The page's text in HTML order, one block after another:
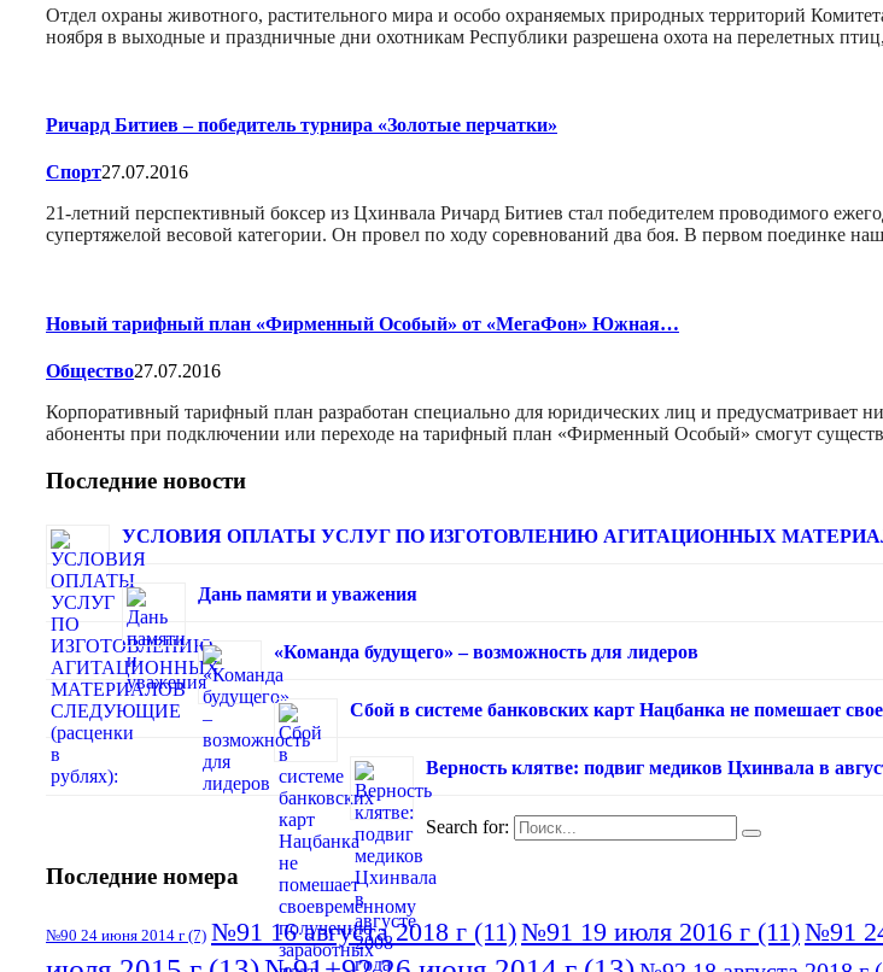
Отдел охраны животного, растительного мира и особо охраняемых природных территорий
ноября в выходные и праздничные дни охотникам Республики разрешена охота на перелетных
Ричард Битиев – победитель турнира «Золотые перчатки»
Спорт27.07.2016
21-летний перспективный боксер из Цхинвала Ричард Битиев стал победителем проводимого
супертяжелой весовой категории. Он провел по ходу соревнований два боя. В первом поединке
Новый тарифный план «Фирменный Особый» от «МегаФон» Южная…
Общество27.07.2016
Корпоративный тарифный план разработан специально для юридических лиц и предусматривает
абоненты при подключении или переходе на тарифный план «Фирменный Особый» смогут
Последние новости
УСЛОВИЯ ОПЛАТЫ УСЛУГ ПО ИЗГОТОВЛЕНИЮ АГИТАЦИОННЫХ
Дань памяти и уважения
«Команда будущего» – возможность для лидеров
Сбой в системе банковских карт Нацбанка не помешает
Верность клятве: подвиг медиков Цхинвала в
Search for:
Последние номера
№90 24 июня 2014 г (7) №91 16 августа 2018 г (11)№91 19 июля 2016 г (11)№91